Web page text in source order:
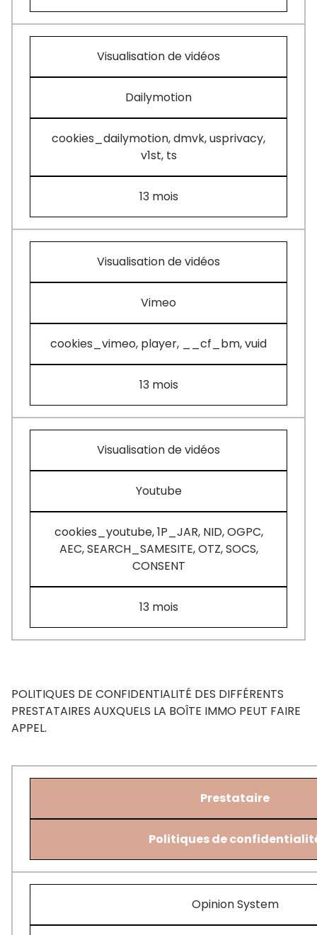
Visualisation de vidéos
Dailymotion
cookies_dailymotion, dmvk, usprivacy,
v1st, ts
13 mois
Visualisation de vidéos
Vimeo
cookies_vimeo, player, __cf_bm, vuid
13 mois
Visualisation de vidéos
Youtube
cookies_youtube, 1P_JAR, NID, OGPC,
AEC, SEARCH_SAMESITE, OTZ, SOCS,
CONSENT
13 mois
POLITIQUES DE CONFIDENTIALITÉ DES DIFFÉRENTS
PRESTATAIRES AUXQUELS LA BOÎTE IMMO PEUT FAIRE
APPEL.
Prestataire
Politiques de
Opinion System